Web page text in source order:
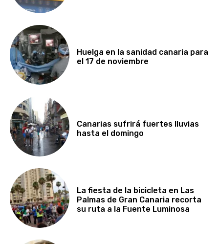
Huelga en la sanidad canaria para
el 17 de noviembre
Canarias sufrirá fuertes lluvias
hasta el domingo
La fiesta de la bicicleta en Las
Palmas de Gran Canaria recorta
su ruta a la Fuente Luminosa